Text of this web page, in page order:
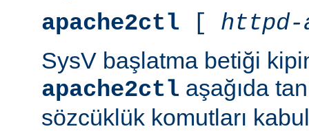
apache2ctl [ httpd-
SysV başlatma betiği
apache2ctl aşağıda
sözcüklük komutları